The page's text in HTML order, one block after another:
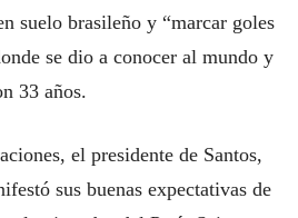
suelo brasileño y “marcar goles
se dio a conocer al mundo y
33 años.
el presidente de Santos,
sus buenas expectativas de